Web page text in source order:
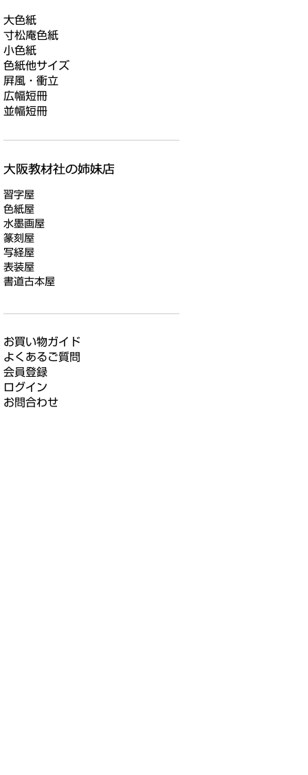
大色紙
寸松庵色紙
小色紙
色紙他サイズ
屛風・衝立
広幅短冊
並幅短冊
習字屋
色紙屋
水墨画屋
篆刻屋
写経屋
表装屋
書道古本屋
お買い物ガイド
よくあるご質問
会員登録
ログイン
お問合わせ